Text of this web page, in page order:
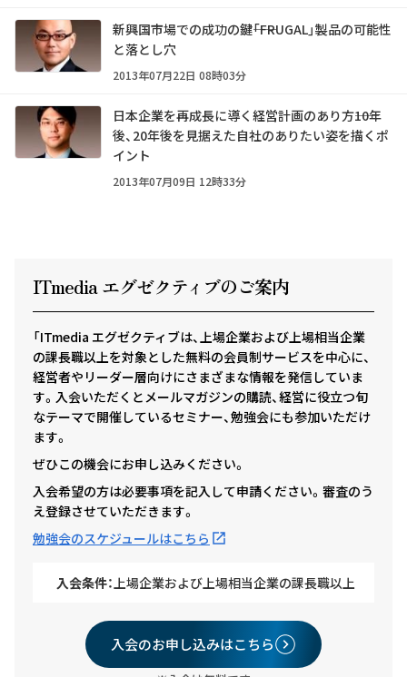
新興国市場での成功の鍵――「FRUGAL」製品の可能性
と落とし穴
2013年07月22日 08時03分
日本企業を再成長に導く経営計画のあり方――10年
後、20年後を見据えた自社のありたい姿を描くポ
イント
2013年07月09日 12時33分
ITmedia エグゼクティ ブのご案内
「ITmedia エグゼクティブは、上場企業および上場相当企業
の課長職以上を対象とした無料の会員制サービスを中心に、
経営者やリーダー層向けにさまざまな情報を発信していま
す。入会いただくとメールマガジンの購読、経営に役立つ旬
なテーマで開催しているセミナー、勉強会にも参加いただけ
ます。
ぜひこの機会にお申し込みください。
入会希望の方は必要事項を記入して申請ください。審査のう
え登録させていただきます。
勉強会のスケジュールはこちら
入会条件： 上場企業および上場相当企業の課長職以上
入会のお申し込みはこちら